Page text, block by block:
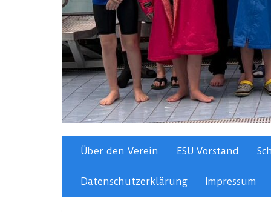
Über den Verein
ESU Vorstand
Datenschutzerklärung Impressum